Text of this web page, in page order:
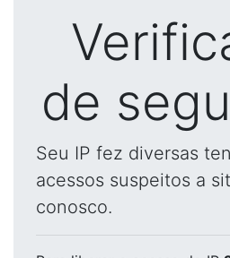
de
Seu IP fez diversas
acessos suspeitos a
conosco.